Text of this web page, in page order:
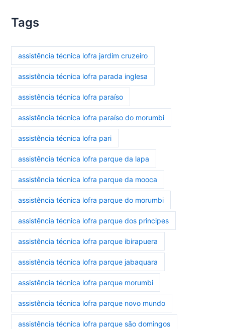
Tags
assistência técnica lofra jardim cruzeiro
assistência técnica lofra parada inglesa
assistência técnica lofra paraíso
assistência técnica lofra paraíso do morumbi
assistência técnica lofra pari
assistência técnica lofra parque da lapa
assistência técnica lofra parque da mooca
assistência técnica lofra parque do morumbi
assistência técnica lofra parque dos principes
assistência técnica lofra parque ibirapuera
assistência técnica lofra parque jabaquara
assistência técnica lofra parque morumbi
assistência técnica lofra parque novo mundo
assistência técnica lofra parque são domingos